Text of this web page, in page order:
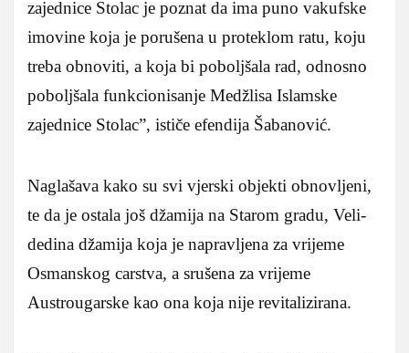
zajednice Stolac je poznat da ima puno vakufske
imovine koja je porušena u proteklom ratu, koju
treba obnoviti, a koja bi poboljšala rad, odnosno
poboljšala funkcionisanje Medžlisa Islamske
zajednice Stolac”, ističe efendija Šabanović.
Naglašava kako su svi vjerski objekti obnovljeni,
te da je ostala još džamija na Starom gradu, Veli-
dedina džamija koja je napravljena za vrijeme
Osmanskog carstva, a srušena za vrijeme
Austrougarske kao ona koja nije revitalizirana.